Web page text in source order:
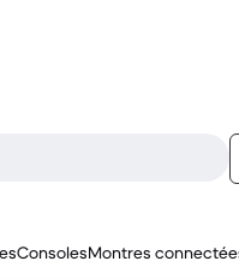
ConsolesMontres